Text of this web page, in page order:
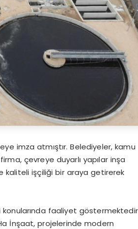
imza atmıştır. Belediyeler, kamu
çevreye duyarlı yapılar inşa
kaliteli işçiliği bir araya getirerek
konularında faaliyet
İnşaat, projelerinde modern